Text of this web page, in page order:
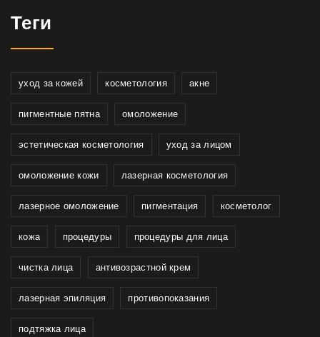
Теги
уход за кожей косметология акне
пигментные пятна омоложение
эстетическая косметология уход за лицом
омоложение кожи лазерная косметология
лазерное омоложение пигментация косметолог
кожа процедуры процедуры для лица
чистка лица антивозрастной крем
лазерная эпиляция противопоказания
подтяжка лица